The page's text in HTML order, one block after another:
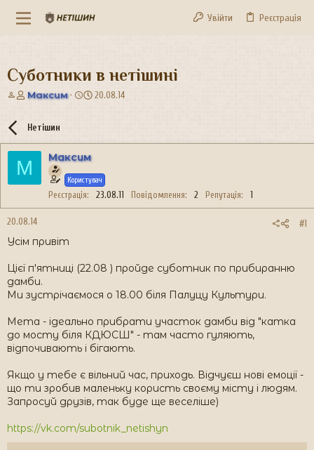
Увійти Реєстрація
Суботники в нетішині
А
о
р
е
м
Максим
Д
с
о
р
е
20.08.14
Нетішин
М Максим
Користувач
Реєстрація 23.08.11 Повідомлення 2 Репутація 1
20.08.14 #1
Усім привіт
Цієї п'ятниці (22.08 ) пройде суботник по прибиранню
дамби.
Ми зустрічаємося о 18.00 біля Палуцу Культури.
Мета - ідеально прибрати участок дамби від "катка
до мосту біля КДЮСШ" - там часто гуляють,
відпочивають і бігають.
Якщо у тебе є вільний час, приходь. Відчуєш нові емоції -
що ти зробив маленьку користь своєму місту і людям.
Запросуй друзів, так буде ще веселіше)
https://vk.com/subotnik_netishyn